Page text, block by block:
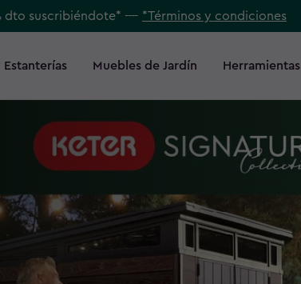
dto suscribiéndote* ---- *Términos y condiciones
Muebles de Jardín Herramientas